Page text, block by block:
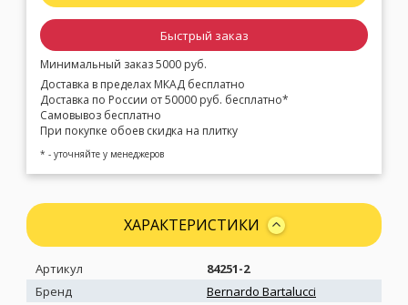
Быстрый заказ
Минимальный заказ 5000 руб.
Доставка в пределах МКАД бесплатно
Доставка по России от 50000 руб. бесплатно*
Самовывоз бесплатно
При покупке обоев скидка на плитку
* - уточняйте у менеджеров
ХАРАКТЕРИСТИКИ
Артикул
84251-2
Бренд
Bernardo Bartalucci